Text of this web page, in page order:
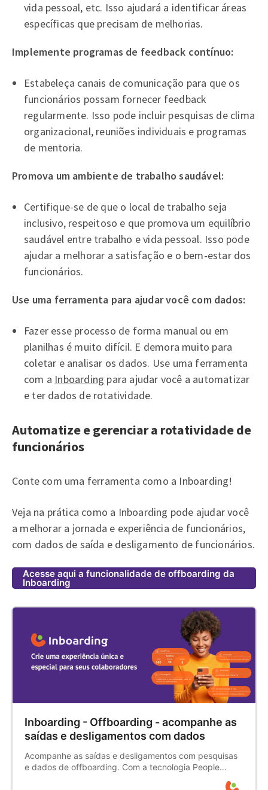
vida pessoal, etc. Isso ajudará a identificar áreas
específicas que precisam de melhorias.
Implemente programas de feedback contínuo:
Estabeleça canais de comunicação para que os
funcionários possam fornecer feedback
regularmente. Isso pode incluir pesquisas de clima
organizacional, reuniões individuais e programas
de mentoria.
Promova um ambiente de trabalho saudável:
Certifique-se de que o local de trabalho seja
inclusivo, respeitoso e que promova um equilíbrio
saudável entre trabalho e vida pessoal. Isso pode
ajudar a melhorar a satisfação e o bem-estar dos
funcionários.
Use uma ferramenta para ajudar você com dados:
Fazer esse processo de forma manual ou em
planilhas é muito difícil. E demora muito para
coletar e analisar os dados. Use uma ferramenta
com a Inboarding para ajudar você a automatizar
e ter dados de rotatividade.
Automatize e gerenciar a rotatividade de
funcionários
Conte com uma ferramenta como a Inboarding!
Veja na prática como a Inboarding pode ajudar você
a melhorar a jornada e experiência de funcionários,
com dados de saída e desligamento de funcionários.
Acesse aqui a funcionalidade de offboarding da
Inboarding
Inboarding - Offboarding - acompanhe as
saídas e desligamentos com dados
Acompanhe as saídas e desligamentos com pesquisas
e dados de offboarding. Com a tecnologia People